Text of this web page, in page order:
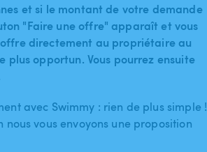
et si le montant de votre demande
"Faire une offre" apparaît et vous
directement au propriétaire au
plus opportun. Vous pourrez ensuite
avec Swimmy : rien de plus simple !
nous vous envoyons une proposition